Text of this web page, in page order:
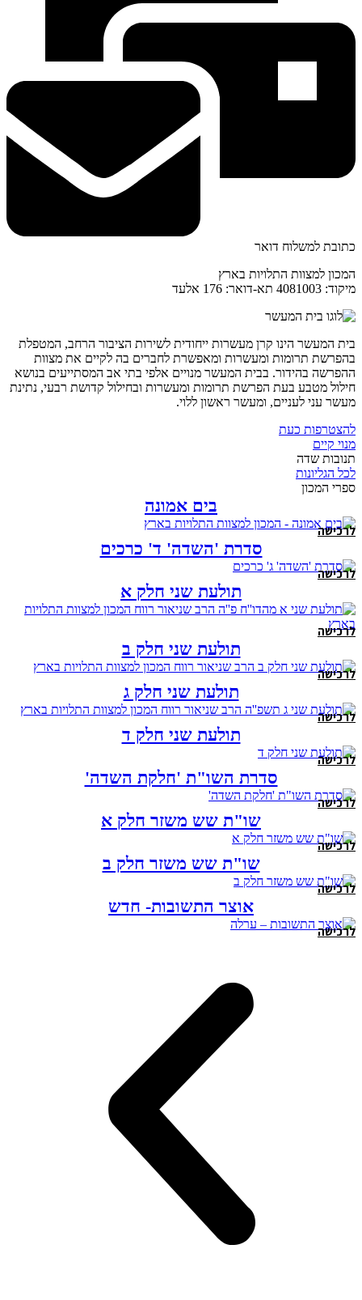
כתובת למשלוח דואר
המכון למצוות התלויות בארץ
מיקוד: 4081003 תא-דואר: 176 אלעד
בית המעשר הינו קרן מעשרות ייחודית לשירות הציבור הרחב, המטפלת
בהפרשת תרומות ומעשרות ומאפשרת לחברים בה לקיים את מצוות
ההפרשה בהידור. בבית המעשר מנויים אלפי בתי אב המסתייעים בנושא
חילול מטבע בעת הפרשת תרומות ומעשרות ובחילול קדושת רבעי, נתינת
מעשר עני לעניים, ומעשר ראשון ללוי.
להצטרפות כעת
מנוי קיים
תנובות שדה
לכל הגליונות
ספרי המכון
בים אמונה
לרכישה
סדרת 'השדה' ד' כרכים
לרכישה
תולעת שני חלק א
לרכישה
תולעת שני חלק ב
לרכישה
תולעת שני חלק ג
לרכישה
תולעת שני חלק ד
לרכישה
סדרת השו"ת 'חלקת השדה'
לרכישה
שו"ת שש משזר חלק א
לרכישה
שו"ת שש משזר חלק ב
לרכישה
אוצר התשובות- חדש
לרכישה